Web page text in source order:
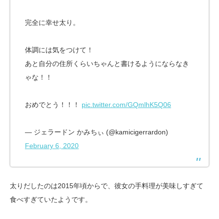
完全に幸せ太り。
体調には気をつけて！
あと自分の住所くらいちゃんと書けるようにならなき
ゃな！！
おめでとう！！！ pic.twitter.com/GQmlhK5Q06
— ジェラードン かみちぃ (@kamicigerrardon)
February 6, 2020
太りだしたのは2015年頃からで、彼女の手料理が美味しすぎて
食べすぎていたようです。